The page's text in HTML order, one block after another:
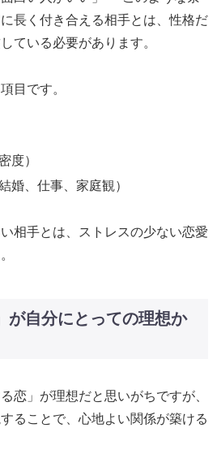
長く付き合える相手とは、性格だ
ている必要があります。
目です。
度）
婚、仕事、家庭観）
相手とは、ストレスの少ない恋愛
が自分にとっての理想か
恋」が理想だと思いがちですが、
ることで、心地よい関係が築ける